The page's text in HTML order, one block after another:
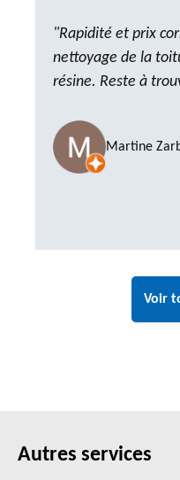
"Rapidité et prix
nettoyage de la
résine. Reste à
compter sur M.
prestation, aMartine
Voir
Autres services